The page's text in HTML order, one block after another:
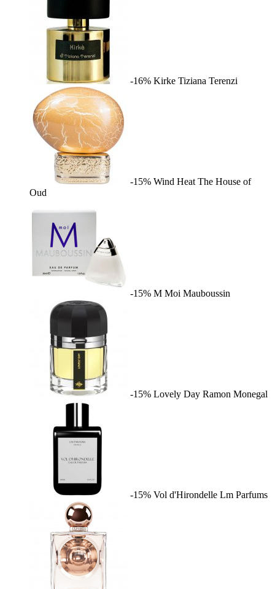
-16% Kirke Tiziana Terenzi
-15% Wind Heat The House of
Oud
-15% M Moi Mauboussin
-15% Lovely Day Ramon Monegal
-15% Vol d'Hirondelle Lm Parfums